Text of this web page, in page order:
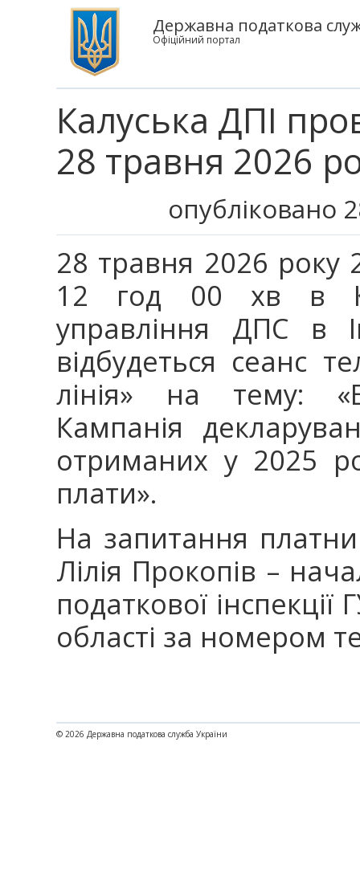
Державна податкова
Офіційний портал
Калуська ДПІ
28 травня 2026
опубліковано
28 травня 2026 року
12 год 00 хв в
управління ДПС в
відбудеться сеанс
лінія» на тему:
Кампанія
отриманих у 2025
плати».
На запитання
Лілія Прокопів –
податкової
області за номером
© 2026 Державна податкова служба України